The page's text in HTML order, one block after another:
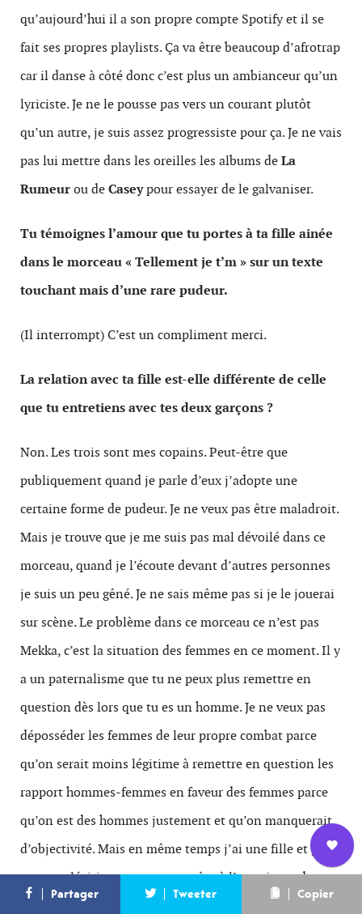
L’équipe
Nous
rejoindre
Newsletter
qu’aujourd’hui il a son propre compte Spotify et il se
fait ses propres playlists. Ça va être beaucoup d’afrotrap
car il danse à côté donc c’est plus un ambianceur qu’un
lyriciste. Je ne le pousse pas vers un courant plutôt
qu’un autre, je suis assez progressiste pour ça. Je ne vais
pas lui mettre dans les oreilles les albums deLa
Rumeurou deCaseypour essayer de le galvaniser.
Tu témoignes l’amour que tu portes à ta fille ainée
dans le morceau « Tellement je t’m » sur un texte
touchant mais d’une rare pudeur.
(Il interrompt) C’est un compliment merci.
La relation avec ta fille est-elle différente de celle
que tu entretiens avec tes deux garçons ?
Non. Les trois sont mes copains. Peut-être que
publiquement quand je parle d’eux j’adopte une
certaine forme de pudeur. Je ne veux pas être maladroit.
Mais je trouve que je me suis pas mal dévoilé dans ce
morceau, quand je l’écoute devant d’autres personnes
je suis un peu gêné. Je ne sais même pas si je le jouerai
sur scène. Le problème dans ce morceau ce n’est pas
Mekka, c’est la situation des femmes en ce moment. Il y
a un paternalisme que tu ne peux plus remettre en
question dès lors que tu es un homme. Je ne veux pas
déposséder les femmes de leur propre combat parce
qu’on serait moins légitime à remettre en question les
rapport hommes-femmes en faveur des femmes parce
qu’on est des hommes justement et qu’on manquerait
d’objectivité. Mais en même temps j’ai une fille et je
me sens légitime en tant que père à l’avertir sur des
sujets de société auxquelles elle sera confronté dans sa
Partager Tweeter Copier